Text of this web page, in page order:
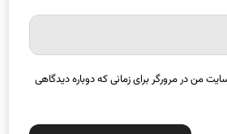
من در مرورگر برای زمانی که دوباره دیدگاهی